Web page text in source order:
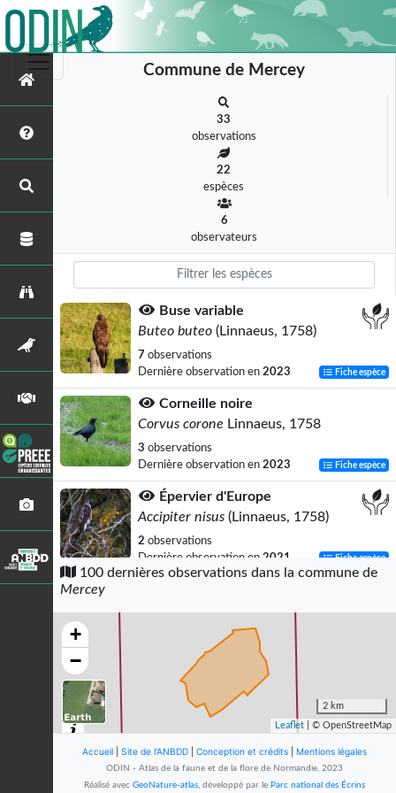
Commune de Mercey
33
observations
22
espèces
6
observateurs
Buse variable
Buteo buteo (Linnaeus, 1758)
7 observations
Dernière observation en 2023 Fiche espèce
Corneille noire
Corvus corone Linnaeus, 1758
3 observations
Dernière observation en 2023 Fiche espèce
Épervier d'Europe
Accipiter nisus (Linnaeus, 1758)
2 observations
Dernière observation en 2021 Fiche espèce
Larus fuscusLinnaeus, 1758
Dernière observation en
Pigeon ramier
Columba palumbus
Linnaeus, 1758
Salamandre tachetée (La)
100 dernières observations dans la commune de
Mercey
+
−
2 km
Leaflet | © OpenStreetMap
Accueil Site de l'ANBDD Conception et crédits Mentions légales
ODIN - Atlas de la faune et de la flore de Normandie, 2023
Réalisé avec GeoNature-atlas, développé par le Parc national des Écrins